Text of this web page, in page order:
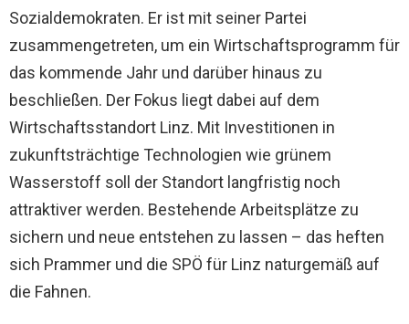
Sozialdemokraten. Er ist mit seiner Partei
zusammengetreten, um ein Wirtschaftsprogramm für
das kommende Jahr und darüber hinaus zu
beschließen. Der Fokus liegt dabei auf dem
Wirtschaftsstandort Linz. Mit Investitionen in
zukunftsträchtige Technologien wie grünem
Wasserstoff soll der Standort langfristig noch
attraktiver werden. Bestehende Arbeitsplätze zu
sichern und neue entstehen zu lassen – das heften
sich Prammer und die SPÖ für Linz naturgemäß auf
die Fahnen.